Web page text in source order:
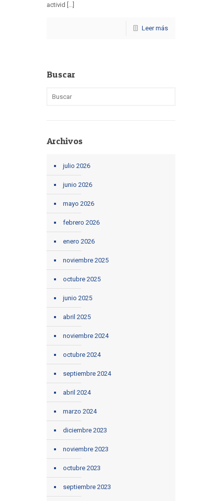
activid [...]
Leer más
Buscar
Archivos
julio 2026
junio 2026
mayo 2026
febrero 2026
enero 2026
noviembre 2025
octubre 2025
junio 2025
abril 2025
noviembre 2024
octubre 2024
septiembre 2024
abril 2024
marzo 2024
diciembre 2023
noviembre 2023
octubre 2023
septiembre 2023